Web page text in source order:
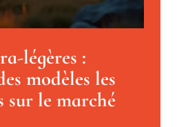
légères :
modèles les
sur le marché